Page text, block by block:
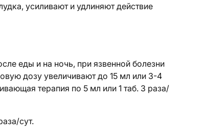
усиливают и удлиняют действие
еды и на ночь, при язвенной болезни
дозу увеличивают до 15 мл или 3-4
терапия по 5 мл или 1 таб. 3 раза/
сут.